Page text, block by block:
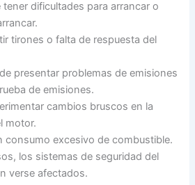
tener dificultades para arrancar o
tirones o falta de respuesta del
presentar problemas de emisiones
de emisiones.
cambios bruscos en la
motor.
consumo excesivo de combustible.
los sistemas de seguridad del
verse afectados.